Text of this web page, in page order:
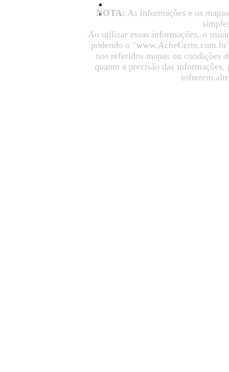
NOTA: As informações e os
Ao utilizar essas informações, o
podendo o
nos referidos mapas ou condições
quanto a precisão das informações,
sofrerem